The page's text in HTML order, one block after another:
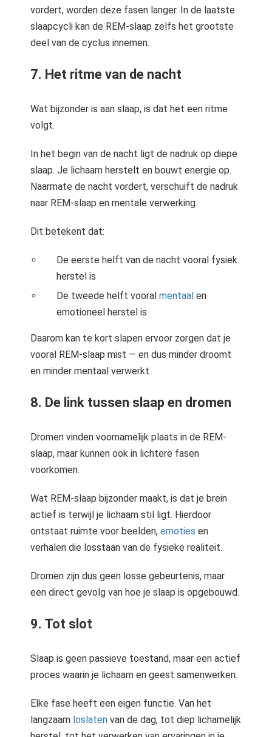
vordert, worden deze fasen langer. In de laatste
slaapcycli kan de REM-slaap zelfs het grootste
deel van de cyclus innemen.
7. Het ritme van de nacht
Wat bijzonder is aan slaap, is dat het een ritme
volgt.
In het begin van de nacht ligt de nadruk op diepe
slaap. Je lichaam herstelt en bouwt energie op.
Naarmate de nacht vordert, verschuift de nadruk
naar REM-slaap en mentale verwerking.
Dit betekent dat:
De eerste helft van de nacht vooral fysiek
herstel is
De tweede helft vooralmentaal en
emotioneel herstel is
Daarom kan te kort slapen ervoor zorgen dat je
vooral REM-slaap mist — en dus minder droomt
en minder mentaal verwerkt.
8. De link tussen slaap en dromen
Dromen vinden voornamelijk plaats in de REM-
slaap, maar kunnen ook in lichtere fasen
voorkomen.
Wat REM-slaap bijzonder maakt, is dat je brein
actief is terwijl je lichaam stil ligt. Hierdoor
ontstaat ruimte voor beelden, emoties en
verhalen die losstaan van de fysieke realiteit.
Dromen zijn dus geen losse gebeurtenis, maar
een direct gevolg van hoe je slaap is opgebouwd.
9. Tot slot
Slaap is geen passieve toestand, maar een actief
proces waarin je lichaam en geest samenwerken.
Elke fase heeft een eigen functie. Van het
langzaam loslaten van de dag, tot diep lichamelijk